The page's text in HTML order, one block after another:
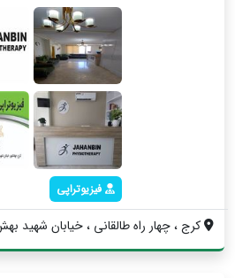
فیزیوتراپی
کرج ، چهار راه طالقانی ، خیابان شهید